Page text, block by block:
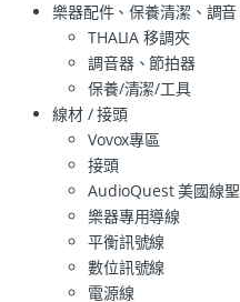
樂器配件、保養清潔、調音
THALIA 移調夾
調音器、節拍器
保養/清潔/工具
線材 / 接頭
Vovox專區
接頭
AudioQuest 美國線聖
樂器專用導線
平衡訊號線
數位訊號線
電源線